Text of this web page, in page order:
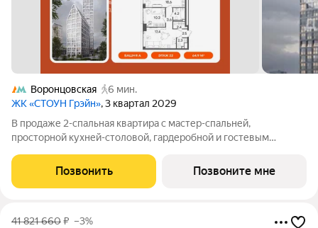
Воронцовская
6 мин.
ЖК «СТОУН Грэйн», 3 квартал 2029
В продаже 2-спальная квартира с мастер-спальней,
просторной кухней-столовой, гардеробной и гостевым
остекление и вид на закрытый благоустроенный двор жилого
комплекса. Квартира с 2 спальнями -
Позвонить Позвоните мне
41 821 660₽ –3%